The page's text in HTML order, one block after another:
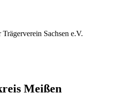
Trägerverein Sachsen e.V.
Meißen